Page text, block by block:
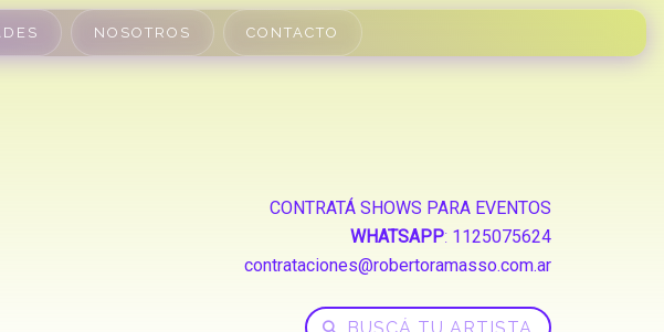
NOSOTROS CONTACTO
CONTRATÁ SHOWS PARA EVENTOS
WHATSAPP: 1125075624
contrataciones@robertoramasso.com.ar